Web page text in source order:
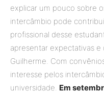
explicar um pouco sobre
intercâmbio pode
profissional desse
apresentar expectativas e
Guilherme. Com
interesse pelos
universidade. Em